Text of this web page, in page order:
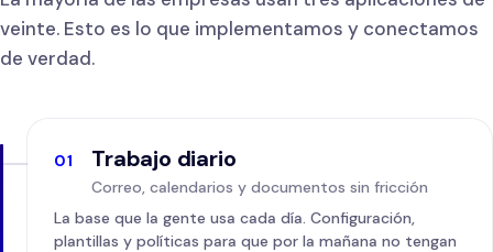
veinte. Esto es lo que implementamos y conectamos
de verdad.
01 Trabajo diario
Correo, calendarios y documentos sin fricción
La base que la gente usa cada día. Configuración,
plantillas y políticas para que por la mañana no tengan